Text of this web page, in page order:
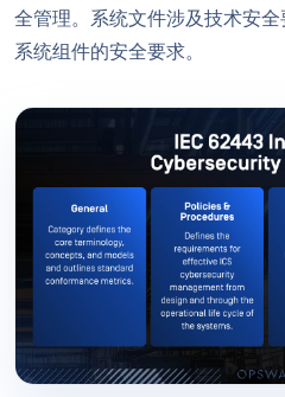
全管理。系统文件涉及技术安
系统组件的安全要求。